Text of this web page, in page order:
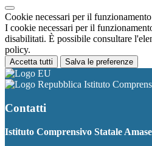
Cookie necessari per il funzionamento
I cookie necessari per il
disabilitati. È possibile consultare
policy.
Accetta tutti Salva le preferenze
Istituto
Contatti
Istituto Comprensivo Statale